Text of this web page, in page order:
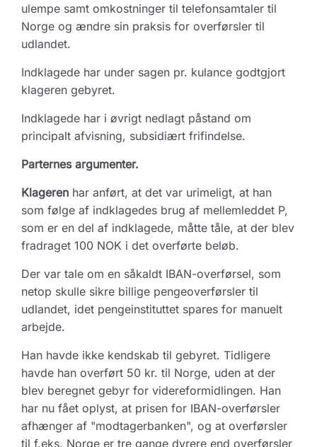
ulempe samt omkostninger til telefonsamtaler til
Norge og ændre sin praksis for overførsler til
udlandet.
Indklagede har under sagen pr. kulance godtgjort
klageren gebyret.
Indklagede har i øvrigt nedlagt påstand om
principalt afvisning, subsidiært frifindelse.
Parternes argumenter.
Klageren har anført, at det var urimeligt, at han
som følge af indklagedes brug af mellemleddet P,
som er en del af indklagede, måtte tåle, at der blev
fradraget 100 NOK i det overførte beløb.
Der var tale om en såkaldt IBAN-overførsel, som
netop skulle sikre billige pengeoverførsler til
udlandet, idet pengeinstituttet spares for manuelt
arbejde.
Han havde ikke kendskab til gebyret. Tidligere
havde han overført 50 kr. til Norge, uden at der
blev beregnet gebyr for videreformidlingen. Han
har nu fået oplyst, at prisen for IBAN-overførsler
afhænger af "modtagerbanken", og at overførsler
til f.eks. Norge er tre gange dyrere end overførsler